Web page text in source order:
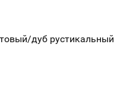
дуб рустикальный